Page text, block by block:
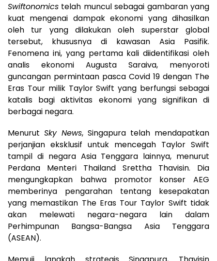
Swiftonomics telah muncul sebagai gambaran yang
kuat mengenai dampak ekonomi yang dihasilkan
oleh tur yang dilakukan oleh superstar global
tersebut, khususnya di kawasan Asia Pasifik.
Fenomena ini, yang pertama kali diidentifikasi oleh
analis ekonomi Augusta Saraiva, menyoroti
guncangan permintaan pasca Covid 19 dengan The
Eras Tour milik Taylor Swift yang berfungsi sebagai
katalis bagi aktivitas ekonomi yang signifikan di
berbagai negara.
Menurut Sky News, Singapura telah mendapatkan
perjanjian eksklusif untuk mencegah Taylor Swift
tampil di negara Asia Tenggara lainnya, menurut
Perdana Menteri Thailand Srettha Thavisin. Dia
mengungkapkan bahwa promotor konser AEG
memberinya pengarahan tentang kesepakatan
yang memastikan The Eras Tour Taylor Swift tidak
akan melewati negara-negara lain dalam
Perhimpunan Bangsa-Bangsa Asia Tenggara
(ASEAN).